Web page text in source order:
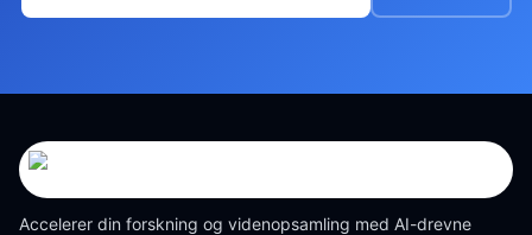
Accelerer din forskning og videnopsamling med AI-drevne